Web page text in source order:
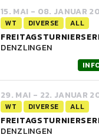
15. MAI - 08. JANUAR
WT DIVERSE ALL
DENZLINGEN
29. MAI - 22. JANUAR
WT DIVERSE ALL
DENZLINGEN